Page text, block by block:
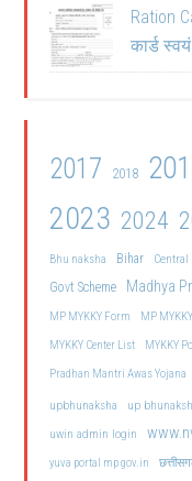
Ration
कार्ड
2017 2018
2023 2024
Bhu naksha Bihar Central
Govt Scheme Madhya
MP MYKKY Form
MP
MYKKY Center List
MYKKY
Pradhan Mantri Awas Yojana
upbhunaksha up
uwin admin login
yuva portal mp gov.in